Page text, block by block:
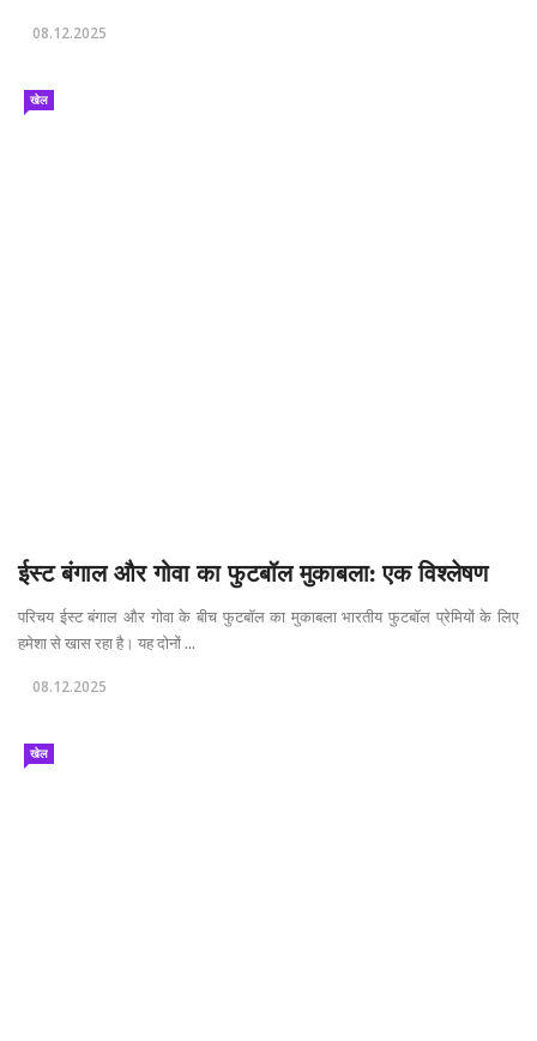
08.12.2025
खेल
ईस्ट बंगाल और गोवा का फुटबॉल मुकाबला: एक विश्लेषण
परिचय ईस्ट बंगाल और गोवा के बीच फुटबॉल का मुकाबला भारतीय फुटबॉल प्रेमियों के लिए
हमेशा से खास रहा है। यह दोनों ...
08.12.2025
खेल